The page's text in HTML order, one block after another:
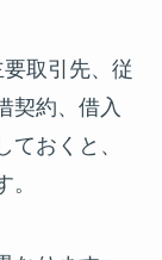
取引先、従
契約、借入
おくと、